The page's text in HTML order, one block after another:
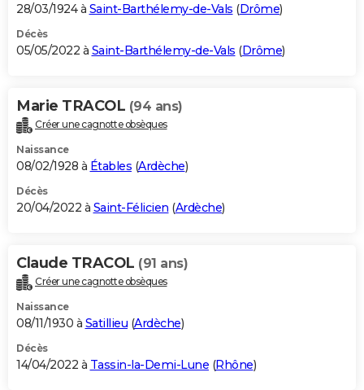
28/03/1924 à Saint-Barthélemy-de-Vals (Drôme)
Décès
05/05/2022 à Saint-Barthélemy-de-Vals (Drôme)
Marie TRACOL (94 ans)
Créer une cagnotte obsèques
Naissance
08/02/1928 à Étables (Ardèche)
Décès
20/04/2022 à Saint-Félicien (Ardèche)
Claude TRACOL (91 ans)
Créer une cagnotte obsèques
Naissance
08/11/1930 à Satillieu (Ardèche)
Décès
14/04/2022 à Tassin-la-Demi-Lune (Rhône)